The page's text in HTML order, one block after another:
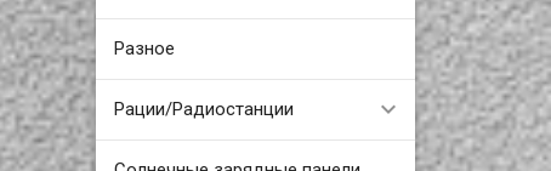
Разное
Рации/Радиостанции